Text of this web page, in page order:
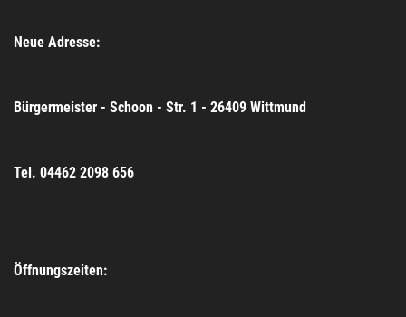
Neue Adresse:
Bürgermeister - Schoon - Str. 1 - 26409 Wittmund
Tel. 04462 2098 656
Öffnungszeiten: